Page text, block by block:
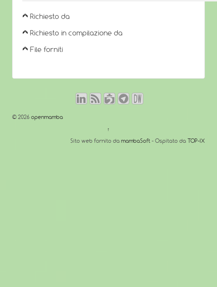
Richiesto da
Richiesto in compilazione da
File forniti
© 2026 openmamba
↑
Sito web fornito da mambaSoft - Ospitato da TOP-IX